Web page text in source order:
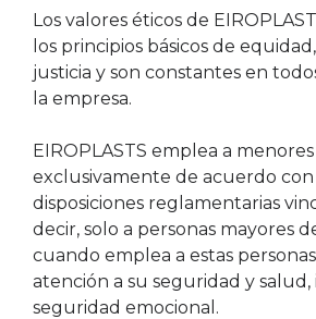
Los valores éticos de
los principios básicos de
justicia y son constantes en
la empresa.
EIROPLASTS emplea a menores
exclusivamente de acuerdo con
disposiciones reglamentarias
decir, solo a personas mayores
cuando emplea a estas
atención a su seguridad y salud,
seguridad emocional.